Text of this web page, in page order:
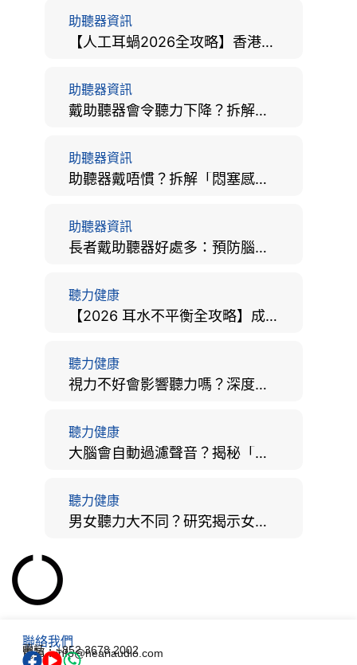
助聽器資訊
【人工耳蝸2026全攻略】香港手術費用、原理與副作用評估！
助聽器資訊
戴助聽器會令聽力下降？拆解越戴越聾迷思與聽覺剝奪真相
助聽器資訊
助聽器戴唔慣？拆解「悶塞感」成因、堵耳效應與 4 週適應期全攻略
助聽器資訊
長者戴助聽器好處多：預防腦退化、9大誤區破解及家屬陪伴全手冊
聽力健康
【2026 耳水不平衡全攻略】成因、病徵、治療及改善方法
聽力健康
視力不好會影響聽力嗎？深度拆解大腦「眼耳並用」的科學秘密
聽力健康
大腦會自動過濾聲音？揭秘「聽覺注意」機制與聽力健康的深層關係
聽力健康
男女聽力大不同？研究揭示女性聽覺更靈敏！為何男性更易聽力損失？
聯絡我們
電話：+852 3678 2002
電郵：info@heariaudio.com